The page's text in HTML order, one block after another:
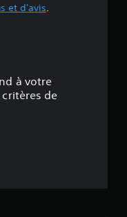
et d'avis.
à votre
de